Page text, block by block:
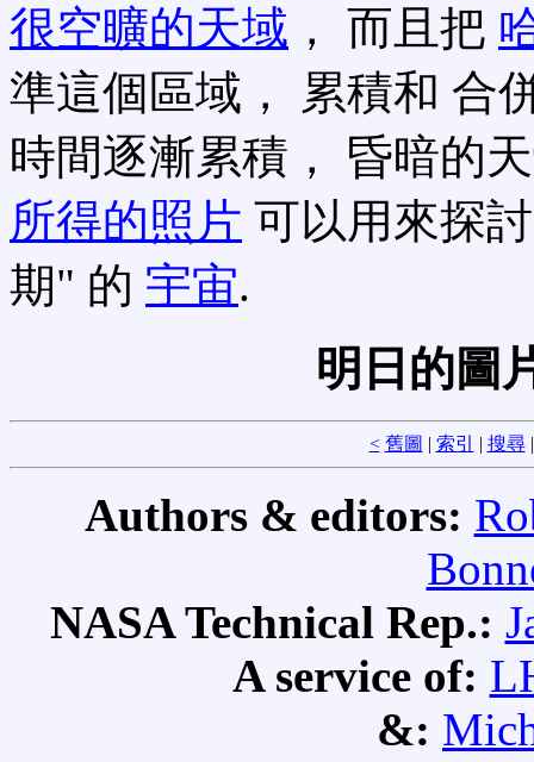
很空曠的天域 ， 而且把
準這個區域， 累積和 合
時間逐漸累積， 昏暗的
所得的照片 可以用來探
期" 的 宇宙.
明日的圖
< 舊圖 | 索引 | 搜尋
Authors & editors:
NASA Technical Rep.:
A service of:
&: